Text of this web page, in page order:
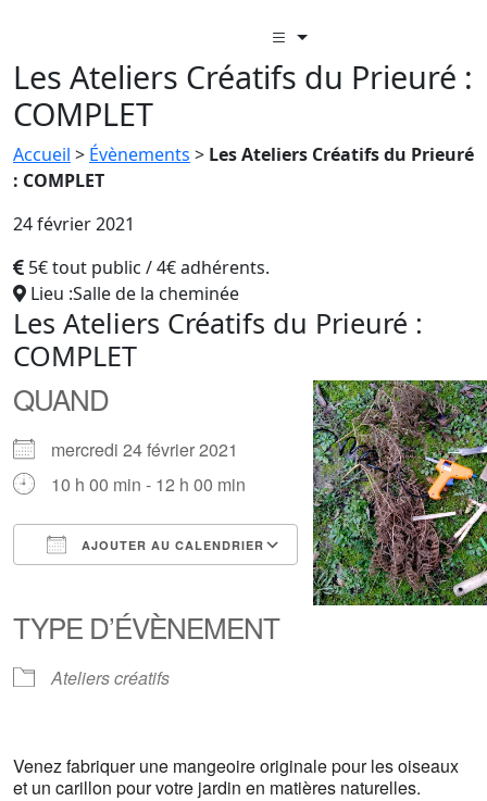
Les Ateliers Créatifs du Prieuré :
COMPLET
Accueil > Évènements > Les Ateliers Créatifs du Prieuré
: COMPLET
24 février 2021
5€ tout public / 4€ adhérents.
Lieu :Salle de la cheminée
Les Ateliers Créatifs du Prieuré :
COMPLET
QUAND
mercredi 24 février 2021
10 h 00 min - 12 h 00 min
AJOUTER AU CALENDRIER
Outlook Live
TYPE D’ÉVÈNEMENT
Ateliers créatifs
Venez fabriquer une mangeoire originale pour les oiseaux
et un carillon pour votre jardin en matières naturelles.